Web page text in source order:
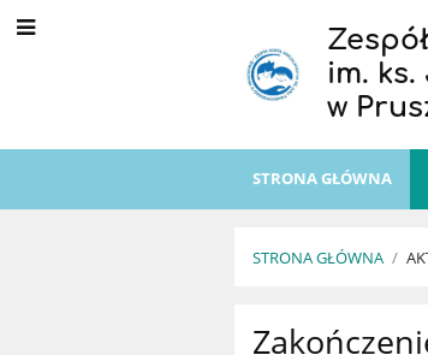
im.
w
STRONA GŁÓWNA
STRONA GŁÓWNA /
Aktualności